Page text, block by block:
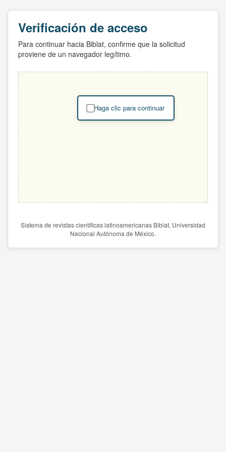
Verificación de acceso
Para continuar hacia Biblat, confirme que la solicitud
proviene de un navegador legítimo.
Haga clic para continuar
Sistema de revistas científicas latinoamericanas Biblat. Universidad
Nacional Autónoma de México.